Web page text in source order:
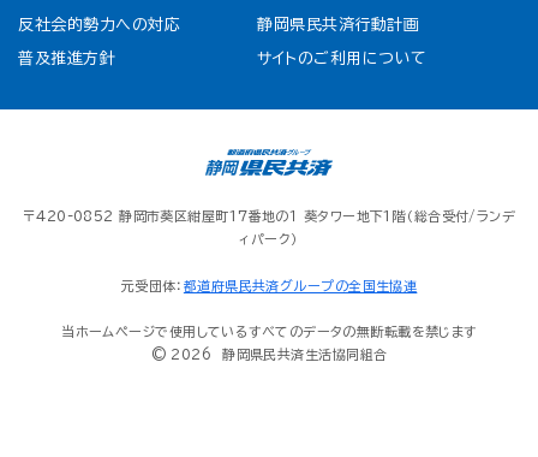
反社会的勢力への対応 静岡県民共済行動計画
普及推進方針 サイトのご利用について
〒420-0852 静岡市葵区紺屋町17番地の１ 葵タワー地下1階（総合受付/ランデ
ィパーク）
元受団体： 都道府県民共済グループの全国生協連
当ホームページで使用しているすべてのデータの無断転載を禁じます
© 2026 静岡県民共済生活協同組合